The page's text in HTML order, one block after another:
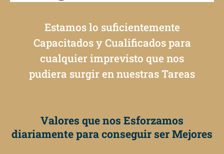
Estamos lo suficientemente
Capacitados y Cualificados para
cualquier imprevisto que nos
pudiera surgir en nuestras Tareas
Valores que nos Esforzamos
diariamente para conseguir ser Mejores